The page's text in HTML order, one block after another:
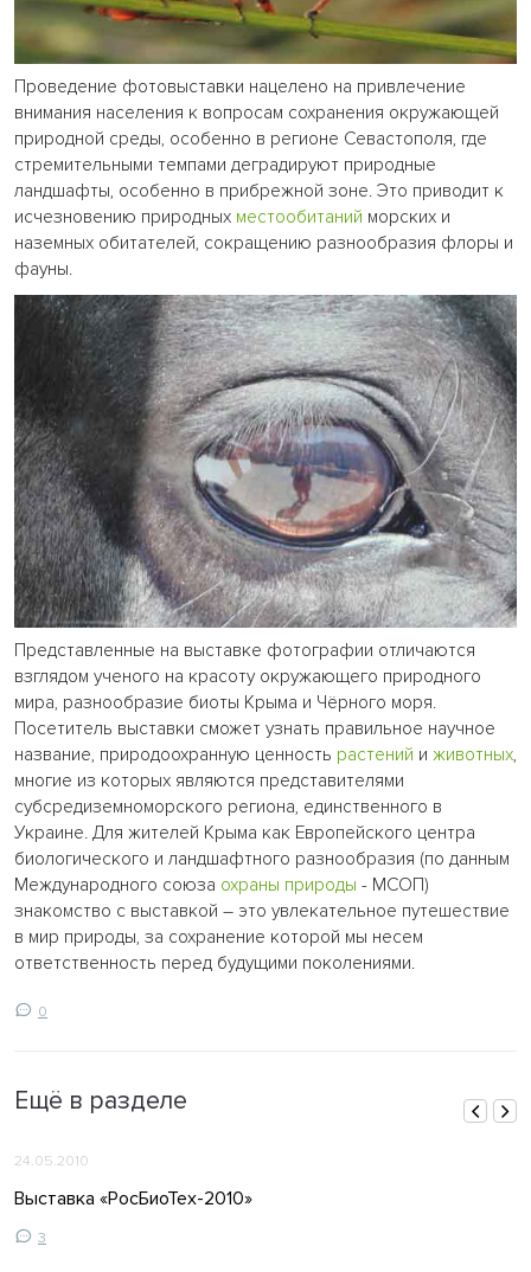
Проведение фотовыставки нацелено на привлечение
внимания населения к вопросам сохранения окружающей
природной среды, особенно в регионе Севастополя, где
стремительными темпами деградируют природные
ландшафты, особенно в прибрежной зоне. Это приводит к
исчезновению природных местообитаний морских и
наземных обитателей, сокращению разнообразия флоры и
фауны.
Представленные на выставке фотографии отличаются
взглядом ученого на красоту окружающего природного
мира, разнообразие биоты Крыма и Чёрного моря.
Посетитель выставки сможет узнать правильное научное
название, природоохранную ценность растений и животных,
многие из которых являются представителями
субсредиземноморского региона, единственного в
Украине. Для жителей Крыма как Европейского центра
биологического и ландшафтного разнообразия (по данным
Международного союза охраны природы - МСОП)
знакомство с выставкой – это увлекательное путешествие
в мир природы, за сохранение которой мы несем
ответственность перед будущими поколениями.
0
Ещё в разделе
24.05.2010
Выставка «РосБиоТех-2010»
3